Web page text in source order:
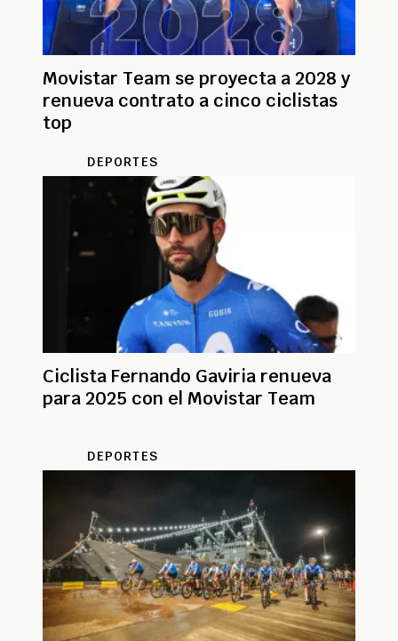
Movistar Team se proyecta a 2028 y
renueva contrato a cinco ciclistas
top
DEPORTES
Ciclista Fernando Gaviria renueva
para 2025 con el Movistar Team
DEPORTES